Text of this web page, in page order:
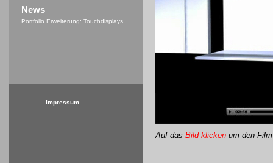
Auf das Bild klicken um den
News
Portfolio Erweiterung: Touchdisplays
Impressum